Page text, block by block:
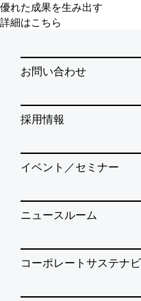
優れた成果を生み出す
詳細はこちら
お問い合わせ
採用情報
イベント／セミナー
ニュースルーム
コーポレートサステナ